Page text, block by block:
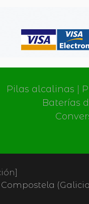
Pilas alcalinas
Baterías